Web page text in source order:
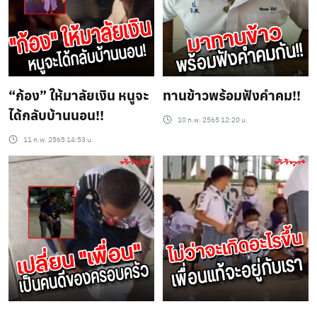
“ก้อง” ให้มาลัยเงิน หนูจะ
ได้กลับบ้านนอน!!
11 ก.พ. 2565 14:53 น.
ทานข้าวพร้อมฟังคำคม!!
10 ก.พ. 2565 12:20 น.